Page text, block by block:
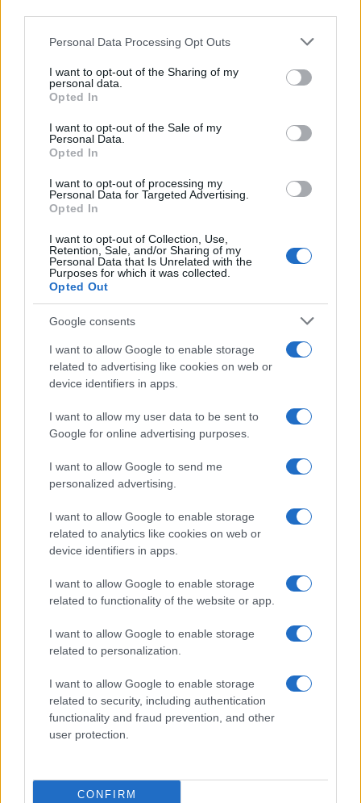
Please note that this website/app uses one or more Google
not limited to your visit or usage behaviour. You may click to
grant or deny consent to Google and its third-party tags to
use your data for below specified purposes in below Google
consent section.
Personal Data Processing Opt Outs
I want to opt-out of the Sharing of my
personal data.
Opted In
I want to opt-out of the Sale of my
Personal Data.
Opted In
I want to opt-out of processing my
Personal Data for Targeted Advertising.
Opted In
I want to opt-out of Collection, Use,
Retention, Sale, and/or Sharing of my
Personal Data that Is Unrelated with the
Purposes for which it was collected.
Opted Out
Google consents
I want to allow Google to enable storage
related to advertising like cookies on web or
device identifiers in apps.
I want to allow my user data to be sent to
Google for online advertising purposes.
I want to allow Google to send me
personalized advertising.
I want to allow Google to enable storage
related to analytics like cookies on web or
device identifiers in apps.
I want to allow Google to enable storage
related to functionality of the website or app.
I want to allow Google to enable storage
related to personalization.
I want to allow Google to enable storage
related to security, including authentication
functionality and fraud prevention, and other
user protection.
CONFIRM
NECROLOGIE
Mario Malu
Paolo Pinna
Martina Agostina Diturco
I nostri cari
Giovannimaria Cabras
Vuoi rimanere sempre aggiornato?
sul sito web!